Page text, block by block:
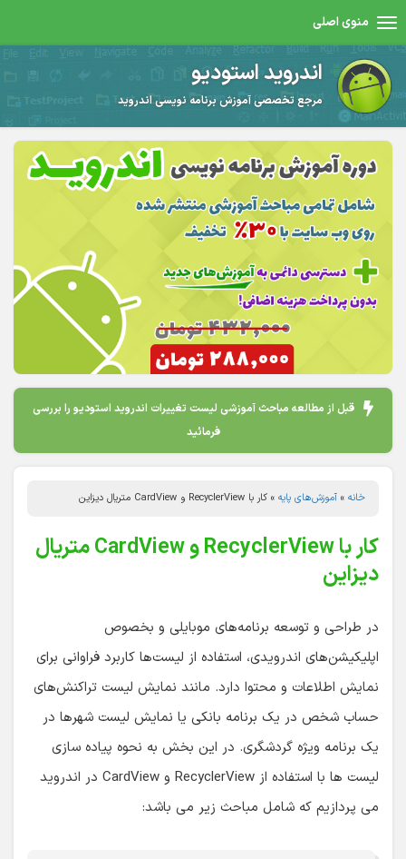
منوی اصلی
اندروید استودیو
مرجع تخصصی آموزش برنامه نویسی اندروید
قبل از مطالعه مباحث آموزشی لیست تغییرات اندروید استودیو را بررسی
فرمائید
خانه » آموزش‌های پایه » کار با RecyclerView و CardView متریال دیزاین
کار با RecyclerView و CardView متریال
دیزاین
در طراحی و توسعه برنامه‌های موبایلی و بخصوص
اپلیکیشن‌های اندرویدی، استفاده از لیست‌ها کاربرد فراوانی برای
نمایش اطلاعات و محتوا دارد. مانند نمایش لیست تراکنش‌های
حساب شخص در یک برنامه بانکی یا نمایش لیست شهرها در
یک برنامه ویژه گردشگری. در این بخش به نحوه پیاده سازی
لیست ها با استفاده از RecyclerView و CardView در اندروید
می پردازیم که شامل مباحث زیر می باشد: